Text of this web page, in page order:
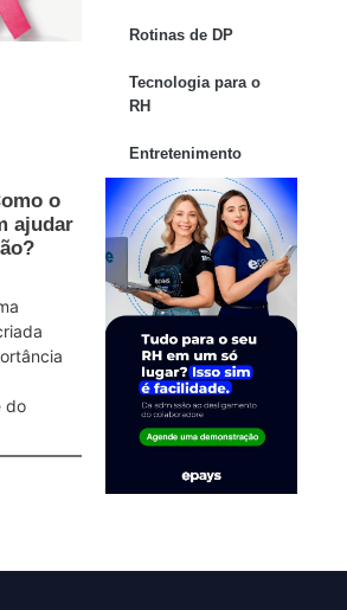
o
ajudar
do
Rotinas de DP
Tecnologia para o
RH
Entretenimento